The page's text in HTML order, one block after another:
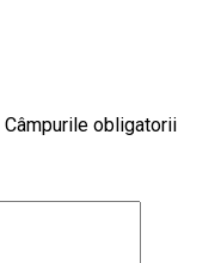
Câmpurile obligatorii